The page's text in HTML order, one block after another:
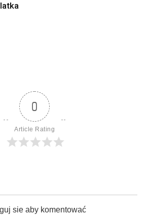
0
Article Rating
sie aby komentować